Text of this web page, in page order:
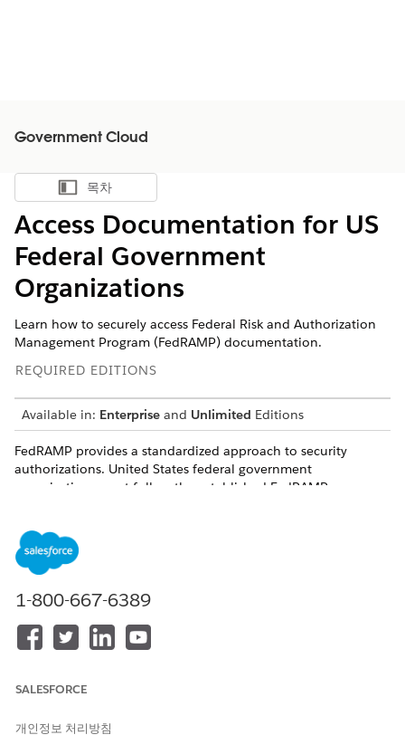
Government Cloud
목차 표시
목차
Access Documentation for US
Federal Government
Organizations
Learn how to securely access Federal Risk and Authorization
Management Program (FedRAMP) documentation.
REQUIRED EDITIONS
Available in: Enterprise and Unlimited Editions
FedRAMP provides a standardized approach to security
authorizations. United States federal government
organizations must follow the established FedRAMP process
If you’re a Department of Defense (DoD) organization, use a
milemail address or append DoD to the package name to
Cloud Plus - Defense is located in the Salesforce Government
Cloud Plus appendices in the FedRAMP package.
Download the FedRAMP Package Access Request Form.
Enter the package name:
Enter the package ID:
1-800-667-6389
SALESFORCE
개인정보 처리방침